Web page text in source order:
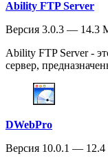
Ability FTP Server
Версия 3.0.3 — 14.3
Ability FTP Server -
сервер,
DWebPro
Версия 10.0.1 —